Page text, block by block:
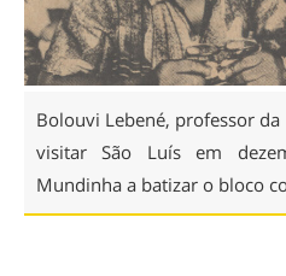
Bolouvi Lebené, professor
visitar São Luís em
Mundinha a batizar o bloco